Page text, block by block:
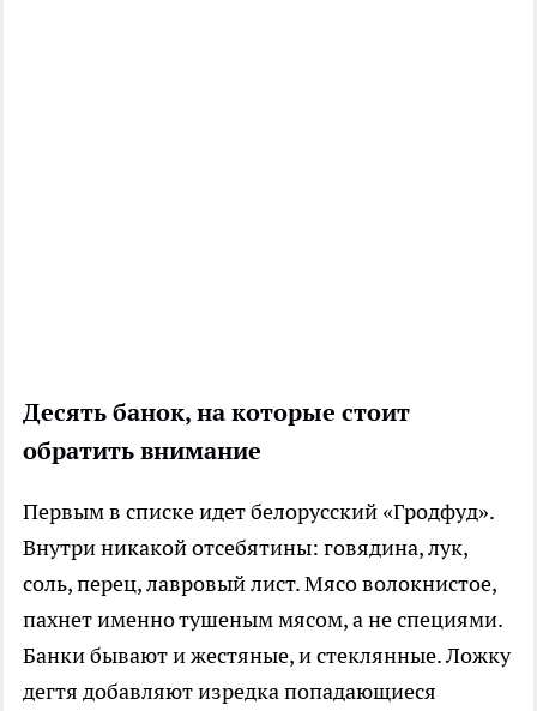
Десять банок, на которые стоит
обратить внимание
Первым в списке идет белорусский «Гродфуд».
Внутри никакой отсебятины: говядина, лук,
соль, перец, лавровый лист. Мясо волокнистое,
пахнет именно тушеным мясом, а не специями.
Банки бывают и жестяные, и стеклянные. Ложку
дегтя добавляют изредка попадающиеся